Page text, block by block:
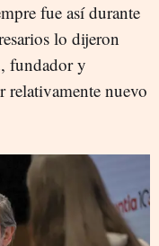
fue así durante
lo dijeron
, fundador y
relativamente nuevo